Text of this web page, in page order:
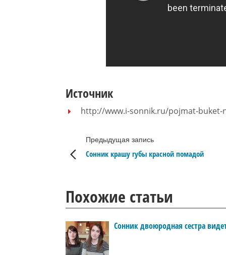
Источник
http://www.i-sonnik.ru/pojmat-buket-
Предыдущая запись
Сонник крашу губы красной помадой
Похожие статьи
Сонник двоюродная сестра